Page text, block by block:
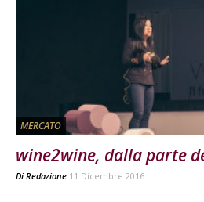
MERCATO
wine2wine, dalla parte
Di Redazione 11 Dicembre 2016